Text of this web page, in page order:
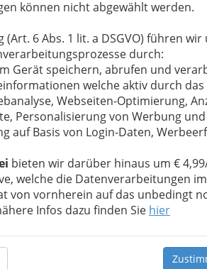
können nicht abgewählt werden.
6 Abs. 1 lit. a DSGVO) führen
durch:
Gerät speichern, abrufen und
welche aktiv durch das
Webseiten-Optimierung,
Personalisierung von Werbung
auf Basis von Login-Daten,
bieten wir darüber hinaus um €
welche die Datenverarbeitungen
von vornherein auf das unbedingt
Infos dazu finden Sie hier
oft aus einer oder mehreren
einem E-Bass (in den 50er
in dieser Funktion
durch Klavier, Keyboards wie
Spielart kommt eventuell auch
einzelnen Saxophon bis zu
Alle Bezirke